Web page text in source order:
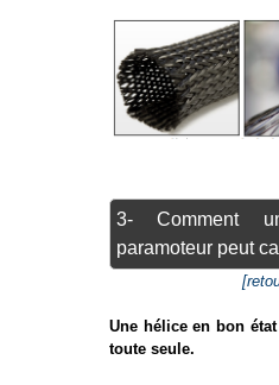
3- Comment
paramoteur peut
Une hélice en bon
toute seule.